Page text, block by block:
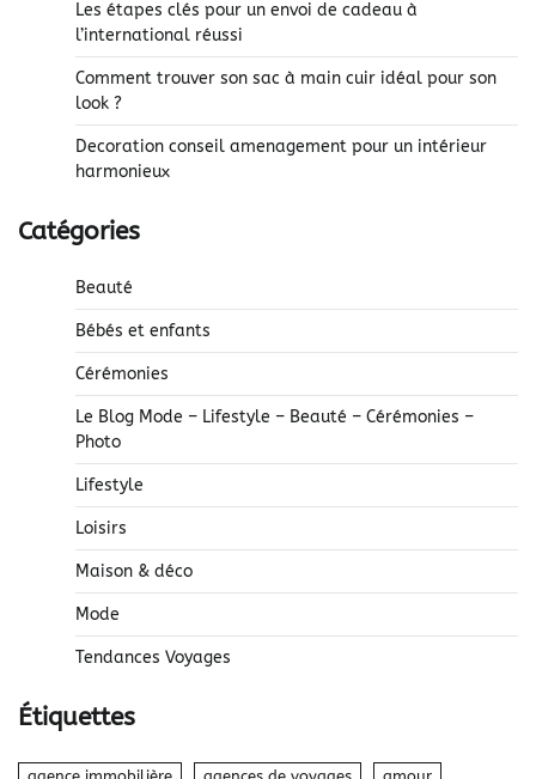
Les étapes clés pour un envoi de cadeau à
l’international réussi
Comment trouver son sac à main cuir idéal pour son
look ?
Decoration conseil amenagement pour un intérieur
harmonieux
Catégories
Beauté
Bébés et enfants
Cérémonies
Le Blog Mode – Lifestyle – Beauté – Cérémonies –
Photo
Lifestyle
Loisirs
Maison & déco
Mode
Tendances Voyages
Étiquettes